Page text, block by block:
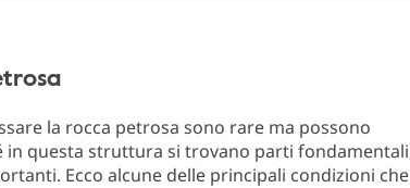
la rocca petrosa sono rare ma possono
in questa struttura si trovano parti fondamentali
Ecco alcune delle principali condizioni che